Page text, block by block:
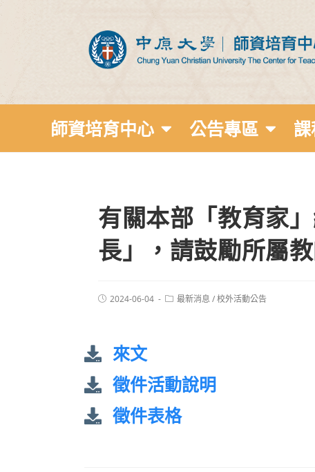
師資培育中心 公告專區
有關本部「教育家
長」，請鼓勵所屬
2024-06-04 最新消息 /校外活動公告
來文
徵件活動說明
徵件表格